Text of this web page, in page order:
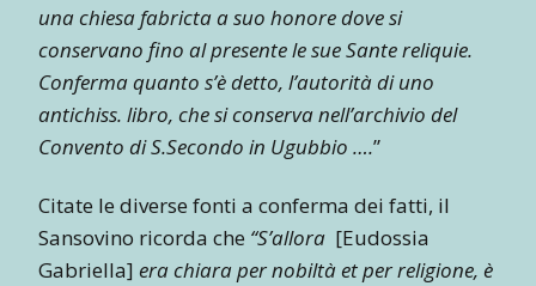
una chiesa fabricta a suo honore dove si
conservano fino al presente le sue Sante reliquie.
Conferma quanto s’è detto, l’autorità di uno
antichiss. libro, che si conserva nell’archivio del
Convento di S.Secondo in Ugubbio ….”
Citate le diverse fonti a conferma dei fatti, il
Sansovino ricorda che “S’allora [Eudossia
Gabriella] era chiara per nobiltà et per religione, è